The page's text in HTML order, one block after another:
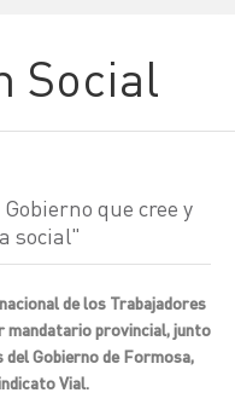
Social
que cree y
social"
de los Trabajadores
mandatario provincial, junto
Gobierno de Formosa,
Vial.